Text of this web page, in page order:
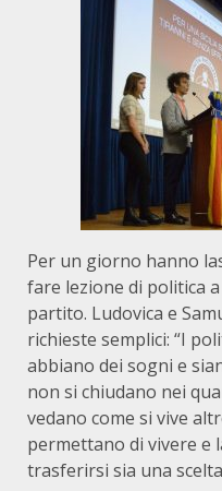
Per un giorno hanno
fare lezione di politica
partito. Ludovica e
richieste semplici: “I
abbiano dei sogni e
non si chiudano nei
vedano come si vive
permettano di vivere e
trasferirsi sia una